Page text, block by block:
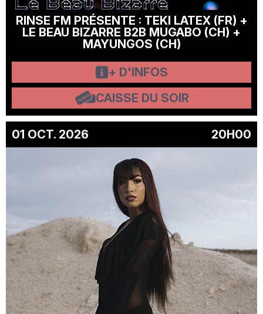
RINSE FM PRÉSENTE : TEKI LATEX (FR) +
LE BEAU BIZARRE B2B MUGABO (CH) +
MAYUNGOS (CH)
+ D'INFOS
CAISSE DU SOIR
01 OCT. 2026 20H00